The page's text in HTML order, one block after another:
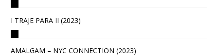
I TRAJE PARA II (2023)
AMALGAM – NYC CONNECTION (2023)